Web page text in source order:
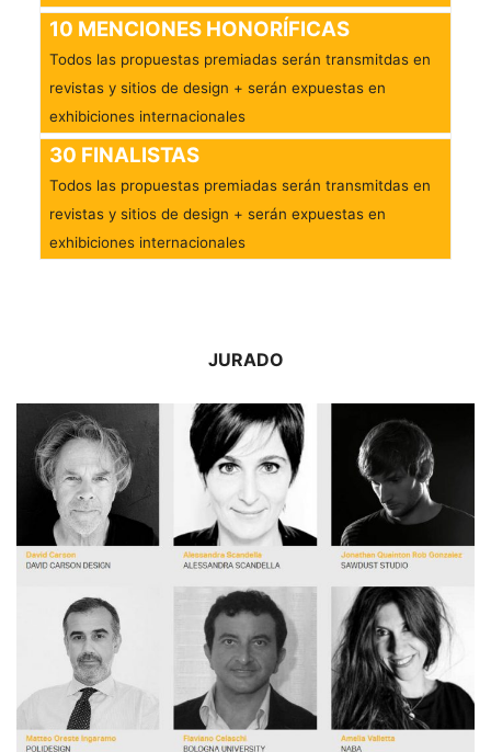
10 MENCIONES HONORÍFICAS
Todos las propuestas premiadas serán transmitdas en
revistas y sitios de design + serán expuestas en
exhibiciones internacionales
30 FINALISTAS
Todos las propuestas premiadas serán transmitdas en
revistas y sitios de design + serán expuestas en
exhibiciones internacionales
JURADO